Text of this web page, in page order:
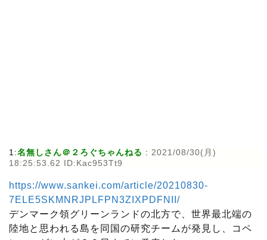
1:名無しさん＠２ろぐちゃんねる : 2021/08/30(月)
18:25:53.62 ID:Kac953Tt9
https://www.sankei.com/article/20210830-
7ELE5SKMNRJPLFPN3ZIXPDFNII/
デンマーク領グリーンランドの北方で、世界最北端の
陸地と思われる島を同国の研究チームが発見し、コペ